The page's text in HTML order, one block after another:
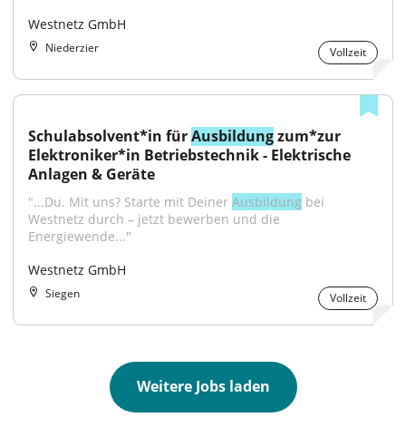
Westnetz GmbH
Niederzier Vollzeit
Schulabsolvent*in für Ausbildung zum*zur
Elektroniker*in Betriebstechnik - Elektrische
Anlagen & Geräte
"...Du. Mit uns? Starte mit Deiner Ausbildung bei
Westnetz durch – jetzt bewerben und die
Energiewende..."
Westnetz GmbH
Siegen Vollzeit
Weitere Jobs laden